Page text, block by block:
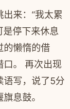
来：“我太累
是停下来休息
的懒惰的借
口。 再次出现
语写，说了5分
息鼓。